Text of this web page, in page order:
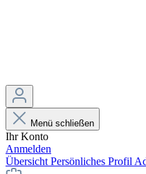
Menü schließen
Ihr Konto
Anmelden
Übersicht Persönliches Profil